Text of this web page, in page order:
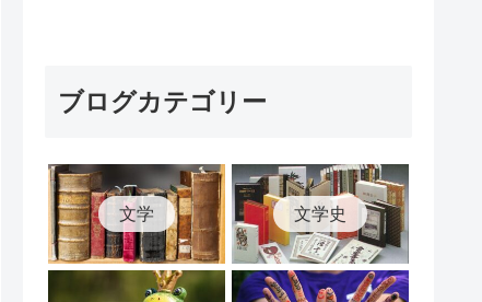
ブログカテゴリー
文学 文学史